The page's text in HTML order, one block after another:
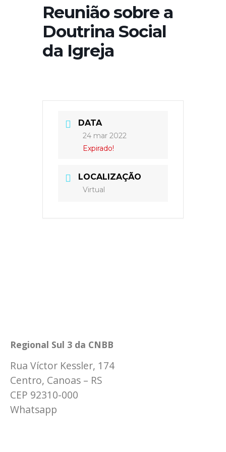
Reunião sobre a
Doutrina Social
da Igreja
DATA
24 mar 2022
Expirado!
LOCALIZAÇÃO
Virtual
Regional Sul 3 da CNBB
Rua Víctor Kessler, 174
Centro, Canoas – RS
CEP 92310-000
Whatsapp